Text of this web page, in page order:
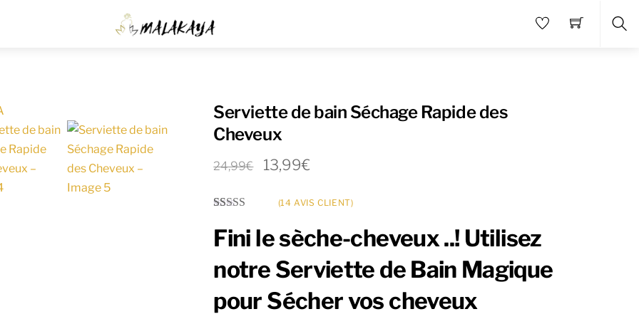
Serviette de bain Séchage Rapide des
Cheveux
24,99€ 13,99€
sur 5 basé
sur
notations
(14 AVIS CLIENT)
Fini le sèche-cheveux ..! Utilisez
notre Serviette de Bain Magique
pour Sécher vos cheveux